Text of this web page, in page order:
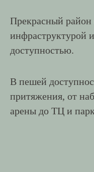
Прекрасный район
инфраструктурой
доступностью.
В пешей
притяжения, от
арены до ТЦ и